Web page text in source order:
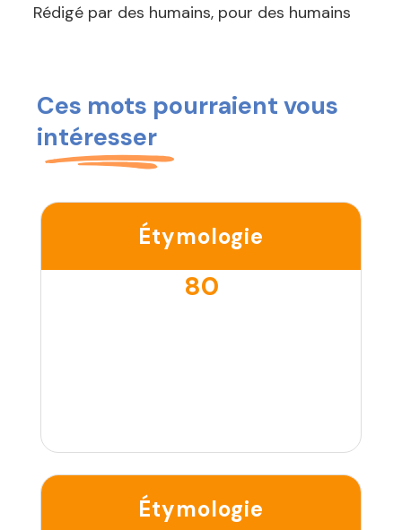
Rédigé par des humains, pour des humains
Ces mots pourraient vous
intéresser
Étymologie
80
Étymologie